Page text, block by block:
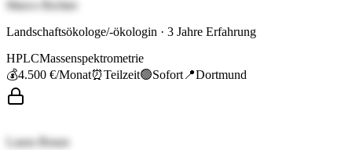
Marco Richter
Landschaftsökologe/-ökologin · 3 Jahre Erfahrung
HPLCMassenspektrometrie
💰4.500 €/Monat⏰Teilzeit🟢Sofort 📍Dortmund
Laura Braun